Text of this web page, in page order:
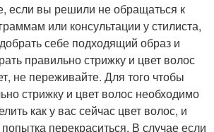
если вы решили не обращаться к
или консультации у стилиста,
себе подходящий образ и
правильно стрижку и цвет волос
не переживайте. Для того чтобы
стрижку и цвет волос необходимо
как у вас сейчас цвет волос, и
перекраситься. В случае если